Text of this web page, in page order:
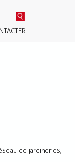
de jardineries,